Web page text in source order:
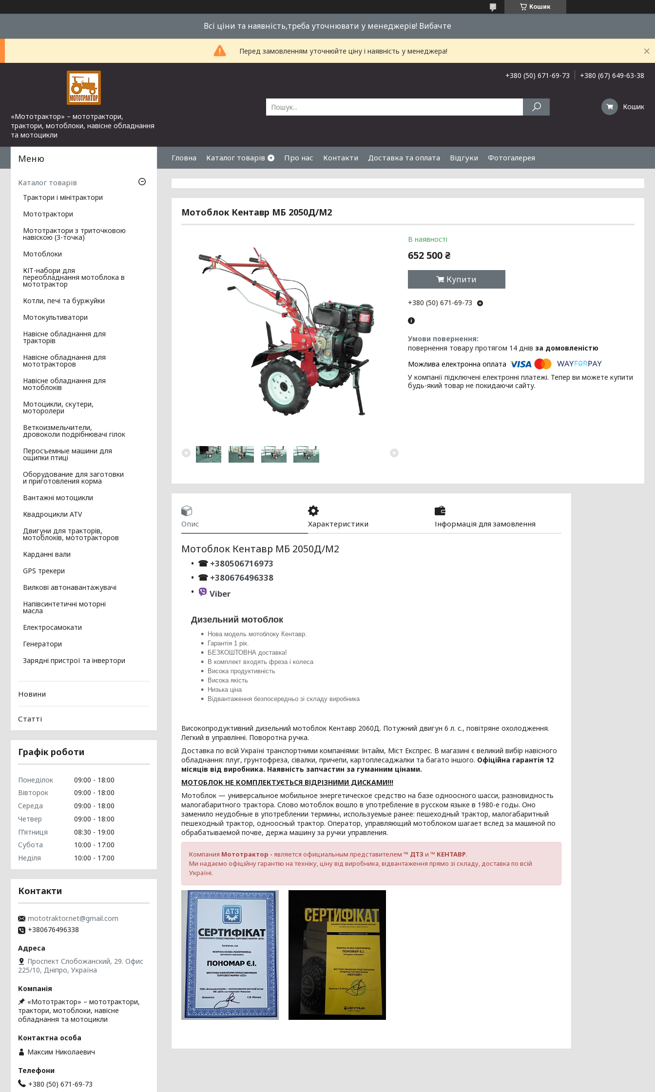
Кошик
Всі ціни та наявність,треба уточнювати у менеджерів! Вибачте
Перед замовленням уточнюйте ціну і наявність у менеджера!
«Мототрактор» – мототрактори,
трактори, мотоблоки, навісне обладнання
та мотоцикли
+380 (50) 671-69-73 +380 (67) 649-63-38
Кошик
Гловна Каталог товарів Про нас Контакти Доставка та оплата Відгуки Фотогалерея
Мотоблок Кентавр МБ 2050Д/М2
В наявності
652 500 ₴
Купити
+380 (50) 671-69-73
повернення товару протягом 14 днів за домовленістю
У компанії підключені електронні платежі. Тепер ви можете купити
будь-який товар не покидаючи сайту.
Опис Характеристики Інформація для замовлення
Мотоблок Кентавр МБ 2050Д/М2
☎ +380506716973
☎ +380676496338
Viber
Дизельний мотоблок
Нова модель мотоблоку Кентавр.
Гарантія 1 рік.
БЕЗКОШТОВНА доставка!
В комплект входять фреза і колеса
Висока продуктивність
Висока якість
Низька ціна
Відвантаження безпосередньо зі складу виробника
Високопродуктивний дизельний мотоблок Кентавр 2060Д. Потужний двигун 6 л. с., повітряне охолодження.
Легкий в управлінні. Поворотна ручка.
Доставка по всій Україні транспортними компаніями: Інтайм, Міст Експрес. В магазині є великий вибір навісного
обладнання: плуг, грунтофреза, сівалки, причепи, картоплесаджалки та багато іншого. Офіційна гарантія 12
місяців від виробника. Наявність запчастин за гуманним цінами.
МОТОБЛОК НЕ КОМПЛЕКТУЄТЬСЯ ВІДРІЗНИМИ ДИСКАМИ!!!
Мотоблок — универсальное мобильное энергетическое средство на базе одноосного шасси, разновидность
малогабаритного трактора. Слово мотоблок вошло в употребление в русском языке в 1980-е годы. Оно
заменило неудобные в употреблении термины, используемые ранее: пешеходный трактор, малогабаритный
пешеходный трактор, одноосный трактор. Оператор, управляющий мотоблоком шагает вслед за машиной по
обрабатываемой почве, держа машину за ручки управления.
Компания Мототрактор - является официальным представителем ™ ДТЗ и ™ КЕНТАВР.
Ми надаємо офіційну гарантію на техніку, ціну від виробника, відвантаження прямо зі складу, доставка по всій
Україні.
Каталог товарів
Трактори і мінітрактори
Мототрактори
Мототрактори з триточковою
навіскою (3-точка)
Мотоблоки
КІТ-набори для
переобладнання мотоблока в
мототрактор
Котли, печі та буржуйки
Мотокультиватори
Навісне обладнання для
тракторів
Навісне обладнання для
мототракторов
Навісне обладнання для
мотоблоків
Мотоцикли, скутери,
моторолери
Веткоизмельчители,
дровоколи подрібнювачі гілок
Перосъемные машини для
ощипки птиці
Оборудование для заготовки
и приготовления корма
Вантажні мотоцикли
Квадроцикли ATV
Двигуни для тракторів,
мотоблоків, мототракторов
Карданні вали
GPS трекери
Вилкові автонавантажувачі
Напівсинтетичні моторні
масла
Електросамокати
Генератори
Зарядні пристрої та інвертори
Новини
Статті
Графік роботи
Понеділок 09:00
18:00
Вівторок
09:00
18:00
Середа
09:00
18:00
Четвер
09:00
18:00
Пʼятниця
08:30
19:00
Субота
10:00
17:00
Неділя
10:00 17:00
Контакти
mototraktor.net@gmail.com
+380676496338
Проспект Слобожанский, 29. Офис
225/10, Дніпро, Україна
«Мототрактор» – мототрактори,
трактори, мотоблоки, навісне
обладнання та мотоцикли
Максим Николаевич
+380 (50) 671-69-73